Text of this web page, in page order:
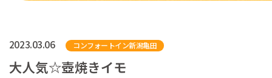
2023.03.06 コンフォートイン新潟亀田
大人気☆壺焼きイモ